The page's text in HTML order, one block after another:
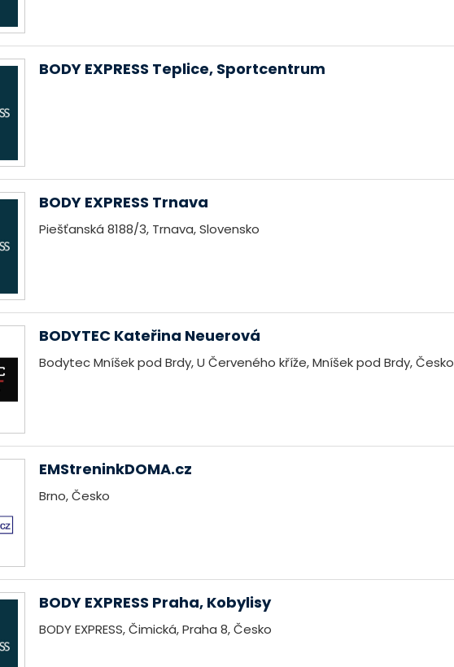
BODY EXPRESS Teplice, Sportcentrum
BODY EXPRESS Trnava
Piešťanská 8188/3, Trnava, Slovensko
BODYTEC Kateřina Neuerová
Bodytec Mníšek pod Brdy, U Červeného kříže, Mníšek pod Brdy, Česko
EMStreninkDOMA.cz
Brno, Česko
BODY EXPRESS Praha, Kobylisy
BODY EXPRESS, Čimická, Praha 8, Česko